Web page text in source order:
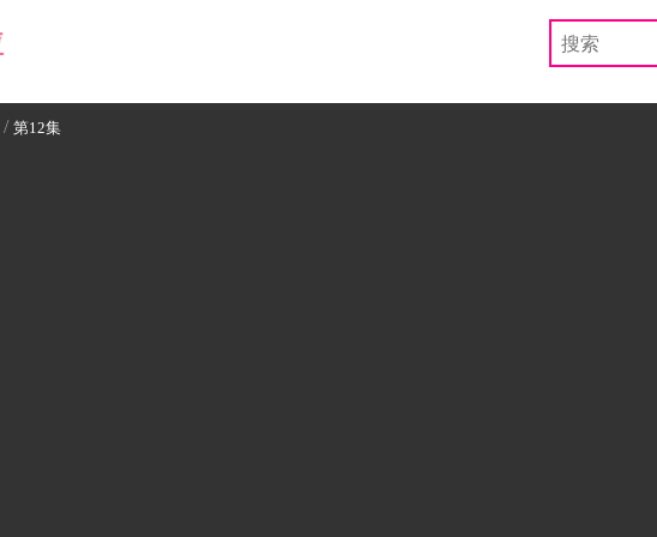
/ 第12集